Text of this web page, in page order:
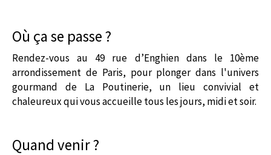
Où ça se passe ?
Rendez-vous au 49 rue d’Enghien dans le 10ème
arrondissement de Paris, pour plonger dans l'univers
gourmand de La Poutinerie, un lieu convivial et
chaleureux qui vous accueille tous les jours, midi et soir.
Quand venir ?